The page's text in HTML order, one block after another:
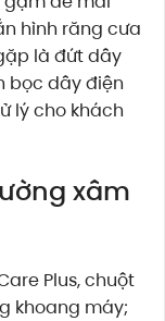
hình răng cưa
là đứt dây
bọc dây điện
lý cho khách
xâm
Plus, chuột
khoang máy;